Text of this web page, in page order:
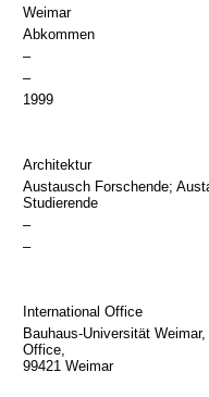
Weimar
Abkommen
–
–
1999
Architektur
Austausch Forschende;
Studierende
–
–
International Office
Bauhaus-Universität
Office,
99421 Weimar